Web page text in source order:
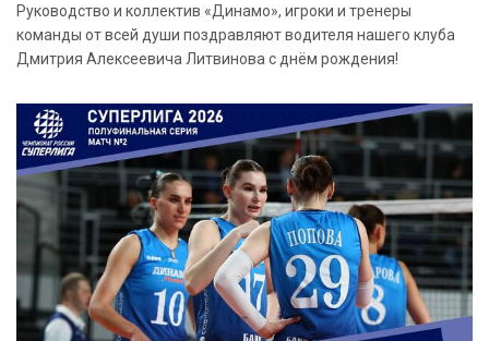
Руководство и коллектив «Динамо», игроки и тренеры
команды от всей души поздравляют водителя нашего клуба
Дмитрия Алексеевича Литвинова с днём рождения!